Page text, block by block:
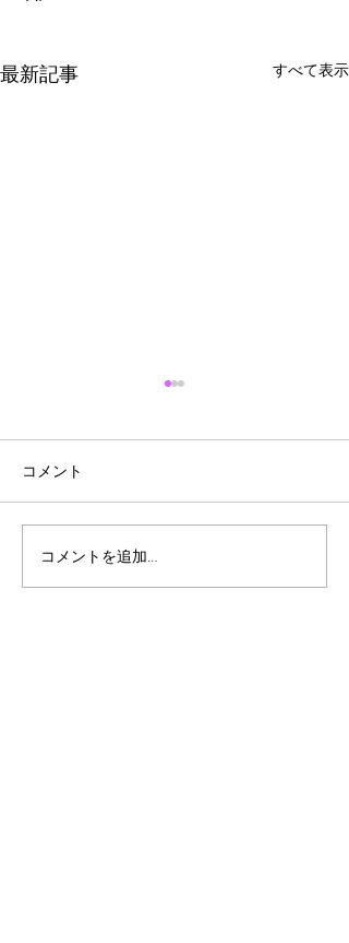
最新記事 すべて表示
『肉巻きれんこん *梅醤油
だれ*』～農家による日常
コメント
コメントを追加…